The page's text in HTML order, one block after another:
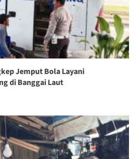
Jemput Bola Layani
di Banggai Laut